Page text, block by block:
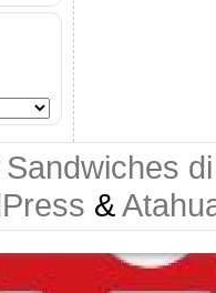
Sandwiches
&